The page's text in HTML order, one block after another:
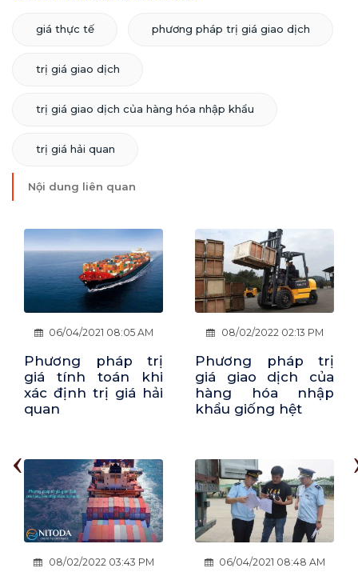
giá thực tế phương pháp trị giá giao dịch
trị giá giao dịch
trị giá giao dịch của hàng hóa nhập khẩu
trị giá hải quan
Nội dung liên quan
08/02/2022 02:13 PM
Phương pháp trị
giá giao dịch của
hàng hóa nhập
khẩu giống hệt
06/04/2021 08:48 AM
08/02/2022 02:40 PM
Phương pháp trị
giá khấu trừ khi xác
định trị giá hải
quan
06/04/2021 08:39 AM
‹